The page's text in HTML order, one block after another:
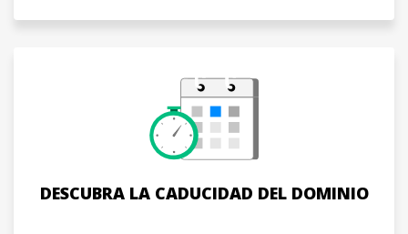
DESCUBRA LA CADUCIDAD DEL DOMINIO